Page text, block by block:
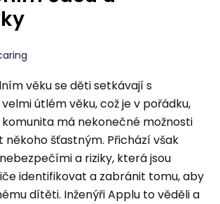
věku se děti setkávají s
útlém věku, což je v pořádku,
má nekonečné možnosti
někoho šťastným. Přichází však
a riziky, která jsou
identifikovat a zabránit tomu, aby
dítěti. Inženýři Applu to věděli a